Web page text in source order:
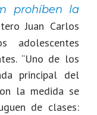
prohíben la
Juan Carlos
adolescentes
“Uno de los
principal del
la medida se
de clases: